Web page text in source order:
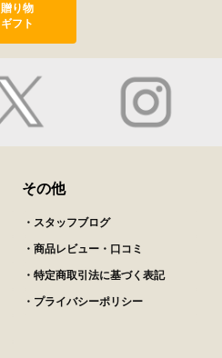
贈り物
ギフト
その他
・スタッフブログ
・商品レビュー・口コミ
・特定商取引法に基づく表記
・プライバシーポリシー